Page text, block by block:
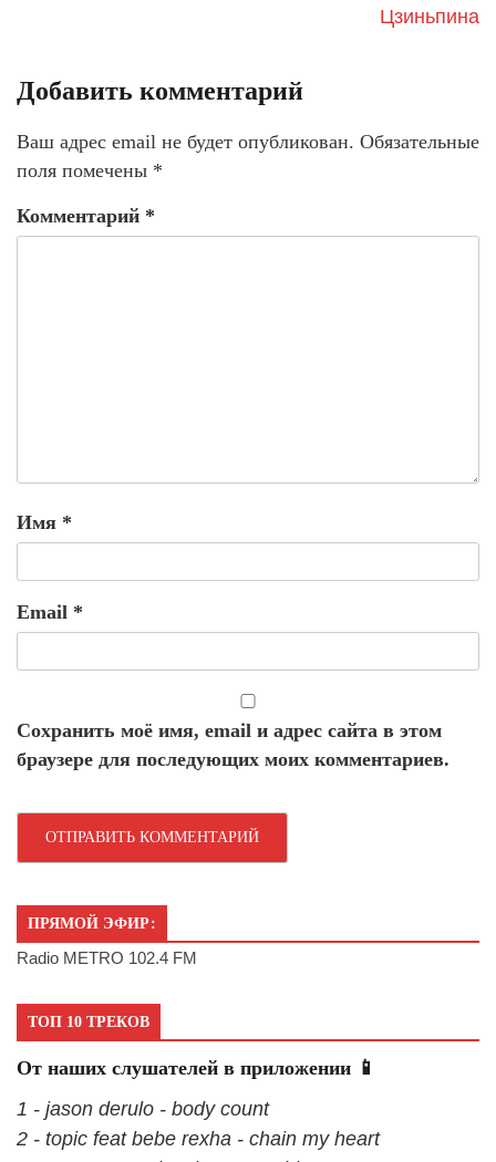
Цзиньпина
Добавить комментарий
Ваш адрес email не будет опубликован. Обязательные
поля помечены *
Комментарий *
Имя *
Email *
Сохранить моё имя, email и адрес сайта в этом
браузере для последующих моих комментариев.
ПРЯМОЙ ЭФИР:
Radio METRO 102.4 FM
ТОП 10 ТРЕКОВ
От наших слушателей в приложении 📱
1 - jason derulo - body count
2 - topic feat bebe rexha - chain my heart